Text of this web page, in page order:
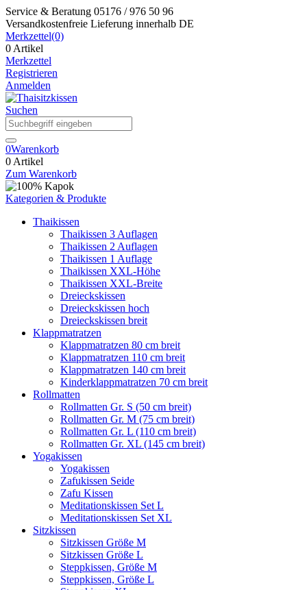
Service & Beratung 05176 / 976 50 96
Versandkostenfreie Lieferung innerhalb DE
Merkzettel(0)
0 Artikel
Merkzettel
Registrieren
Anmelden
Suchen
0Warenkorb
0 Artikel
Zum Warenkorb
Kategorien & Produkte
Thaikissen
Thaikissen 3 Auflagen
Thaikissen 2 Auflagen
Thaikissen 1 Auflage
Thaikissen XXL-Höhe
Thaikissen XXL-Breite
Dreieckskissen
Dreieckskissen hoch
Dreieckskissen breit
Klappmatratzen
Klappmatratzen 80 cm breit
Klappmatratzen 110 cm breit
Klappmatratzen 140 cm breit
Kinderklappmatratzen 70 cm breit
Rollmatten
Rollmatten Gr. S (50 cm breit)
Rollmatten Gr. M (75 cm breit)
Rollmatten Gr. L (110 cm breit)
Rollmatten Gr. XL (145 cm breit)
Yogakissen
Yogakissen
Zafukissen Seide
Zafu Kissen
Meditationskissen Set L
Meditationskissen Set XL
Sitzkissen
Sitzkissen Größe M
Sitzkissen Größe L
Steppkissen, Größe M
Steppkissen, Größe L